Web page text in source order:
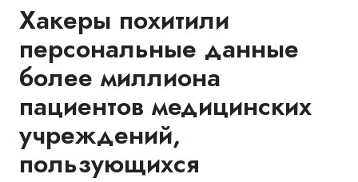
Хакеры похитили
персональные данные
более миллиона
пациентов медицинских
учреждений,
пользующихся